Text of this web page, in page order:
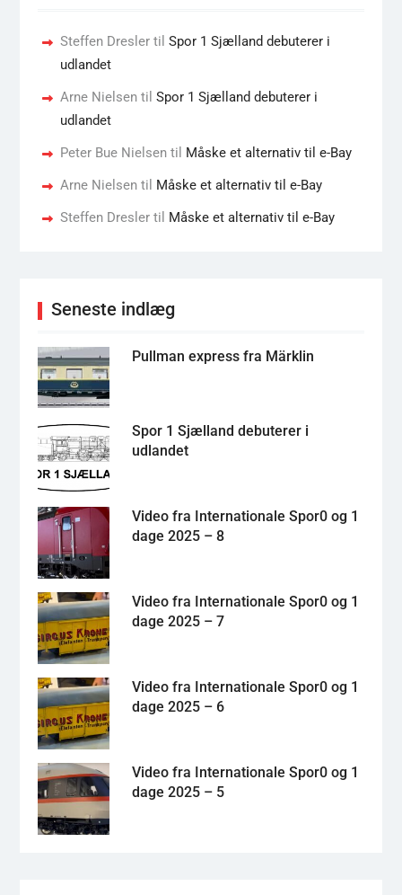
Steffen Dreslertil Spor 1 Sjælland debuterer i
udlandet
Arne Nielsentil Spor 1 Sjælland debuterer i
udlandet
Peter Bue Nielsentil Måske et alternativ til e-Bay
Arne Nielsentil Måske et alternativ til e-Bay
Steffen Dreslertil Måske et alternativ til e-Bay
Seneste indlæg
Pullman express fra Märklin
Spor 1 Sjælland debuterer i
udlandet
Video fra Internationale Spor0 og 1
dage 2025 – 8
Video fra Internationale Spor0 og 1
dage 2025 – 7
Video fra Internationale Spor0 og 1
dage 2025 – 6
Video fra Internationale Spor0 og 1
dage 2025 – 5